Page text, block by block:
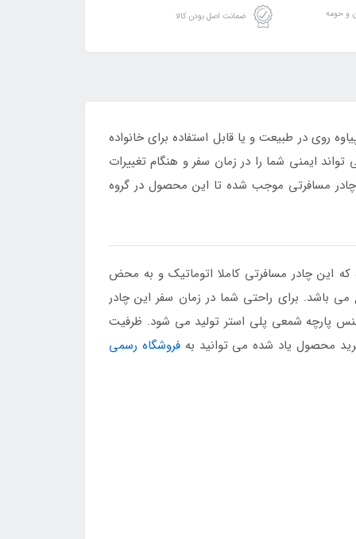
و حومه ضمانت اصل بودن کالا
پیاوه روی در طبیعت و یا قابل استفاده برای خانواده
ایمنی شما را در زمان سفر و هنگام تغییرات
مسافرتی موجب شده تا این محصول در گروه
این چادر مسافرتی کاملا اتوماتیک و به محض
باشد. برای راحتی شما در زمان سفر این چادر
پارچه شمعی پلی استر تولید می شود. ظرفیت
فروشگاه رسمی